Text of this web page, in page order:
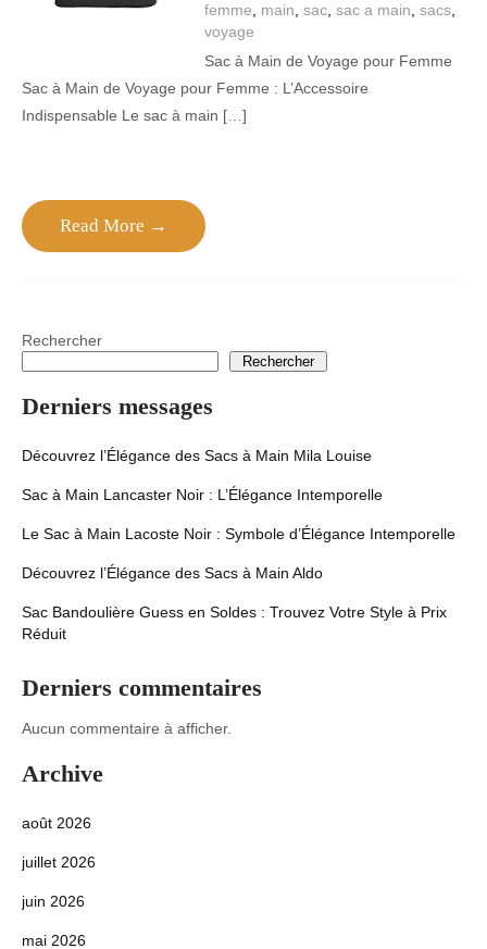
femme
main sac, sac a main sacs,
voyage
Sac à Main de Voyage pour Femme
Sac à Main de Voyage pour Femme : L’Accessoire
Indispensable Le sac à main […]
Read More →
Rechercher
Rechercher
Derniers messages
Découvrez l’Élégance des Sacs à Main Mila Louise
Sac à Main Lancaster Noir : L’Élégance Intemporelle
Le Sac à Main Lacoste Noir : Symbole d’Élégance Intemporelle
Découvrez l’Élégance des Sacs à Main Aldo
Sac Bandoulière Guess en Soldes : Trouvez Votre Style à Prix
Réduit
Derniers commentaires
Aucun commentaire à afficher.
Archive
août 2026
juillet 2026
juin 2026
mai 2026